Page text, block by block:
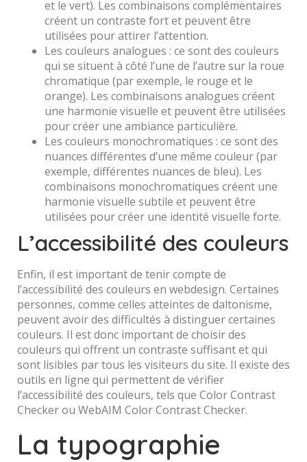
et le vert). Les combinaisons complémentaires
créent un contraste fort et peuvent être
utilisées pour attirer l’attention.
Les couleurs analogues : ce sont des couleurs
qui se situent à côté l’une de l’autre sur la roue
chromatique (par exemple, le rouge et le
orange). Les combinaisons analogues créent
une harmonie visuelle et peuvent être utilisées
pour créer une ambiance particulière.
Les couleurs monochromatiques : ce sont des
nuances différentes d’une même couleur (par
exemple, différentes nuances de bleu). Les
combinaisons monochromatiques créent une
harmonie visuelle subtile et peuvent être
utilisées pour créer une identité visuelle forte.
L’accessibilité des couleurs
Enfin, il est important de tenir compte de
l’accessibilité des couleurs en webdesign. Certaines
personnes, comme celles atteintes de daltonisme,
peuvent avoir des difficultés à distinguer certaines
couleurs. Il est donc important de choisir des
couleurs qui offrent un contraste suffisant et qui
sont lisibles par tous les visiteurs du site. Il existe des
outils en ligne qui permettent de vérifier
l’accessibilité des couleurs, tels que Color Contrast
Checker ou WebAIM Color Contrast Checker.
La typographie